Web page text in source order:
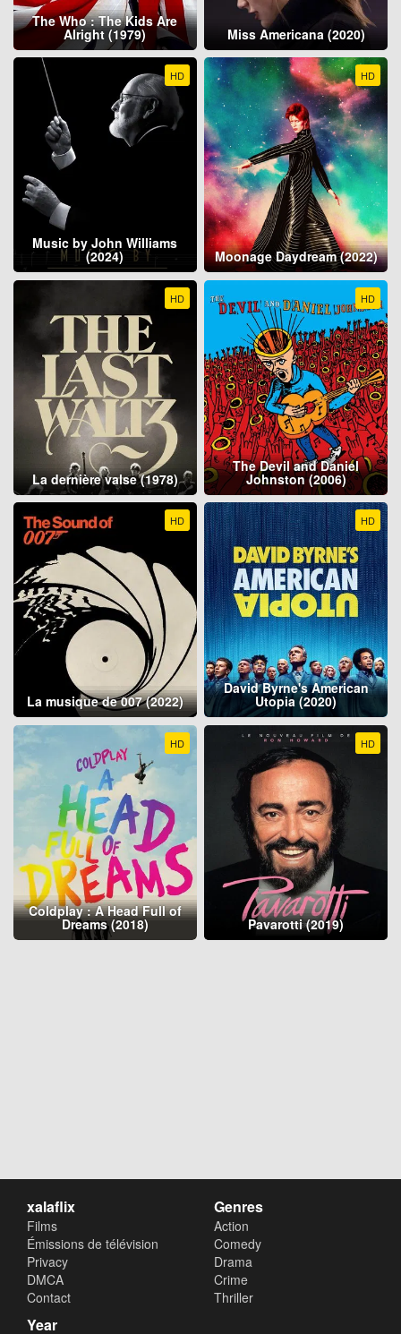
The Who : The Kids Are
Alright (1979) Miss Americana (2020)
HD
Music by John Williams
(2024)
HD
Moonage Daydream (2022)
HD
La dernière valse (1978)
HD
The Devil and Daniel
Johnston (2006)
HD
La musique de 007 (2022)
HD
David Byrne's American
Utopia (2020)
HD
Coldplay : A Head Full of
Dreams (2018)
HD
Pavarotti (2019)
xalaflix
Films
Émissions de télévision
Privacy
DMCA
Contact
Genres
Action
Comedy
Drama
Crime
Thriller
Year